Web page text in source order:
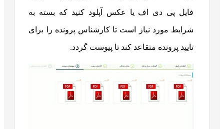
فایل پی دی اف یا عکس آپلود کنید که بسته به
شرایط مورد نیاز است تا کارشناس پرونده را برای
تایید پرونده متقاعد کند تا پیوست گردد.